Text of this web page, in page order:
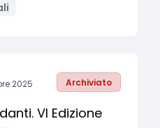
2025 Archiviato
VI Edizione